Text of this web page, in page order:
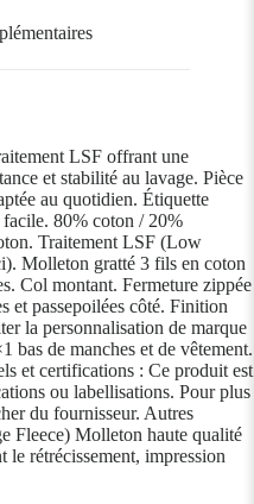
LSF offrant une
et stabilité au lavage. Pièce
au quotidien. Étiquette
80% coton / 20%
Traitement LSF (Low
Molleton gratté 3 fils en coton
Col montant. Fermeture zippée
et passepoilées côté. Finition
la personnalisation de marque
bas de manches et de vêtement.
et certifications : Ce produit est
ou labellisations. Pour plus
du fournisseur. Autres
Fleece) Molleton haute qualité
le rétrécissement, impression